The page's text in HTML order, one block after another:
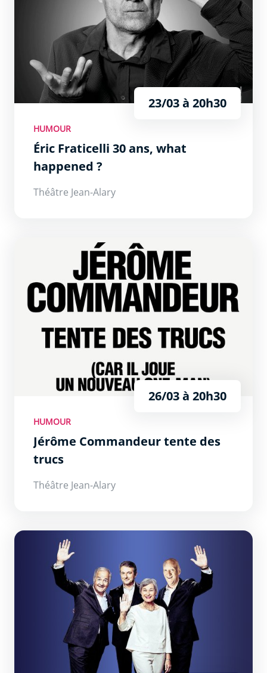
23/03 à 20h30
HUMOUR
Éric Fraticelli 30 ans, what
happened ?
Théâtre Jean-Alary
Jérôme Commandeur tente des trucs
26/03 à 20h30
HUMOUR
Jérôme Commandeur tente des
trucs
Théâtre Jean-Alary
Les Chansonniers : Manu Tchao !